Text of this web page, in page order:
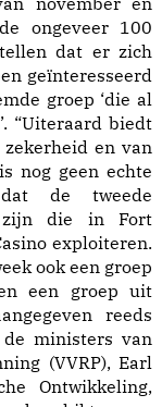
ongeveer 100
dat er zich
geïnteresseerd
groep ‘die al
“Uiteraard biedt
en van
nog geen echte
de tweede
zijn die in Fort
exploiteren.
ook een groep
een groep uit
reeds
ministers van
(VVRP), Earl
Ontwikkeling,